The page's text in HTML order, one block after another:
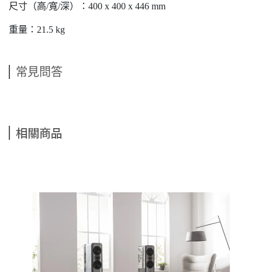
尺寸（高/寬/深）：400 x 400 x 446 mm
重量：21.5 kg
常見問答
相關商品